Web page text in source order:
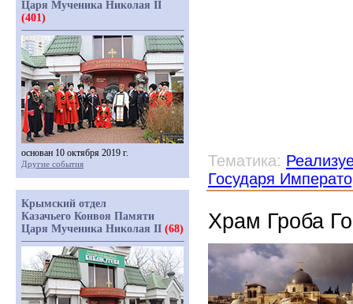
Тематика:
Государя
Храм Гроба
Царя Мученика Николая II
(401)
основан 10 октября 2019 г.
Другие события
Крымский отдел
Казачьего Конвоя Памяти
Царя Мученика Николая II (68)